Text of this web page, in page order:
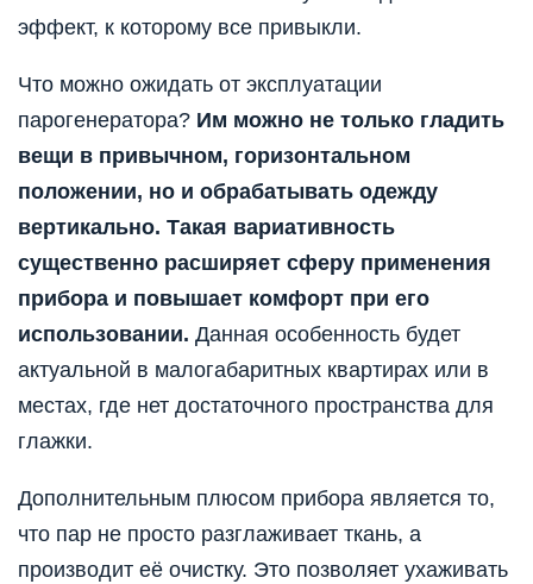
эффект, к которому все привыкли.
Что можно ожидать от эксплуатации
парогенератора? Им можно не только гладить
вещи в привычном, горизонтальном
положении, но и обрабатывать одежду
вертикально. Такая вариативность
существенно расширяет сферу применения
прибора и повышает комфорт при его
использовании. Данная особенность будет
актуальной в малогабаритных квартирах или в
местах, где нет достаточного пространства для
глажки.
Дополнительным плюсом прибора является то,
что пар не просто разглаживает ткань, а
производит её очистку. Это позволяет ухаживать